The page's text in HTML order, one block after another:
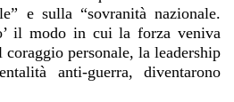
e sulla “sovranità nazionale.
il modo in cui la forza veniva
personale, la leadership
anti-guerra, diventarono